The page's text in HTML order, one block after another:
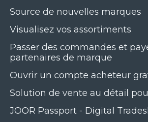
Source de nouvelles marques
Visualisez vos assortiments
Passer des commandes et
partenaires de marque
Ouvrir un compte acheteur
Solution de vente au détail
JOOR Passport - Digital